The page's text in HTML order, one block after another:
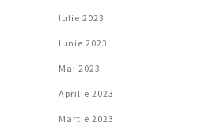
Iulie 2023
Iunie 2023
Mai 2023
Aprilie 2023
Martie 2023